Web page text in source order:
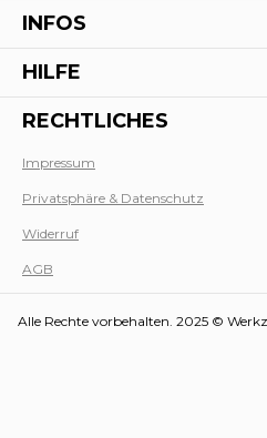
INFOS
HILFE
RECHTLICHES
Impressum
Privatsphäre & Datenschutz
Widerruf
AGB
Alle Rechte vorbehalten. 2025 ©